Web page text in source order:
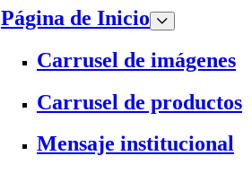
Página de Inicio
Carrusel de imágenes
Carrusel de productos
Mensaje institucional